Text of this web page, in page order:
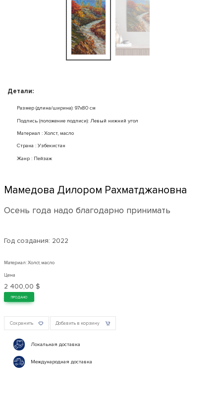
Детали:
Размер (длина/ширина): 97x80 см
Подпись (положение подписи): Левый нижний угол
Mатериал : Холст, масло
Страна : Узбекистан
Жанр : Пейзаж
Мамедова Дилором Рахматджановна
Осень года надо благодарно принимать
Год создания: 2022
Материал: Холст, масло
Цена
2 400,00 $
ПРОДАНО
Сохранить Добавить в корзину
Локальная доставка
Международная доставка